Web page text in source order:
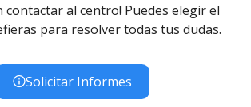
contactar al centro! Puedes elegir el
para resolver todas tus dudas.
Solicitar Informes